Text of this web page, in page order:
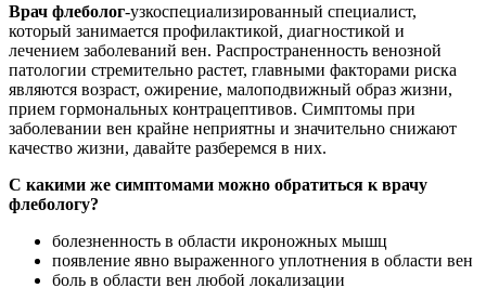
Врач флеболог-узкоспециализированный специалист,
который занимается профилактикой, диагностикой и
лечением заболеваний вен. Распространенность венозной
патологии стремительно растет, главными факторами риска
являются возраст, ожирение, малоподвижный образ жизни,
прием гормональных контрацептивов. Симптомы при
заболевании вен крайне неприятны и значительно снижают
качество жизни, давайте разберемся в них.
С какими же симптомами можно обратиться к врачу
флебологу?
болезненность в области икроножных мышц
появление явно выраженного уплотнения в области вен
боль в области вен любой локализации